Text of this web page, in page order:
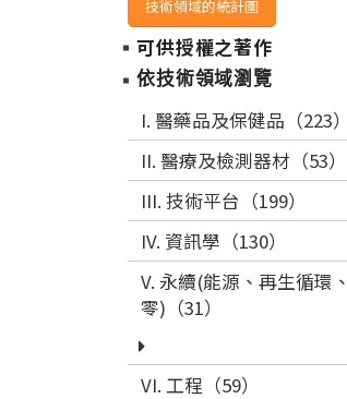
技術領域的統計圖
可供授權之著作
依技術領域瀏覽
I. 醫藥品及保健品（223）
II. 醫療及檢測器材（53）
III. 技術平台（199）
IV. 資訊學（130）
V. 永續(能源、再生循環
零)（31）
VI. 工程（59）